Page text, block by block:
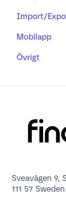
Kalender
Bokföring
CRM
Våra
Import/
Import
Mobilapp
Lär dig
Övrigt
Dashboard
Sveavägen 9,
111 57 Sweden